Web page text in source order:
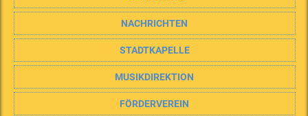
NACHRICHTEN
STADTKAPELLE
MUSIKDIREKTION
FÖRDERVEREIN